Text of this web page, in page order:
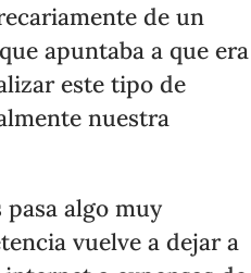
de un
apuntaba a que era
este tipo de
nuestra
pasa algo muy
vuelve a dejar a